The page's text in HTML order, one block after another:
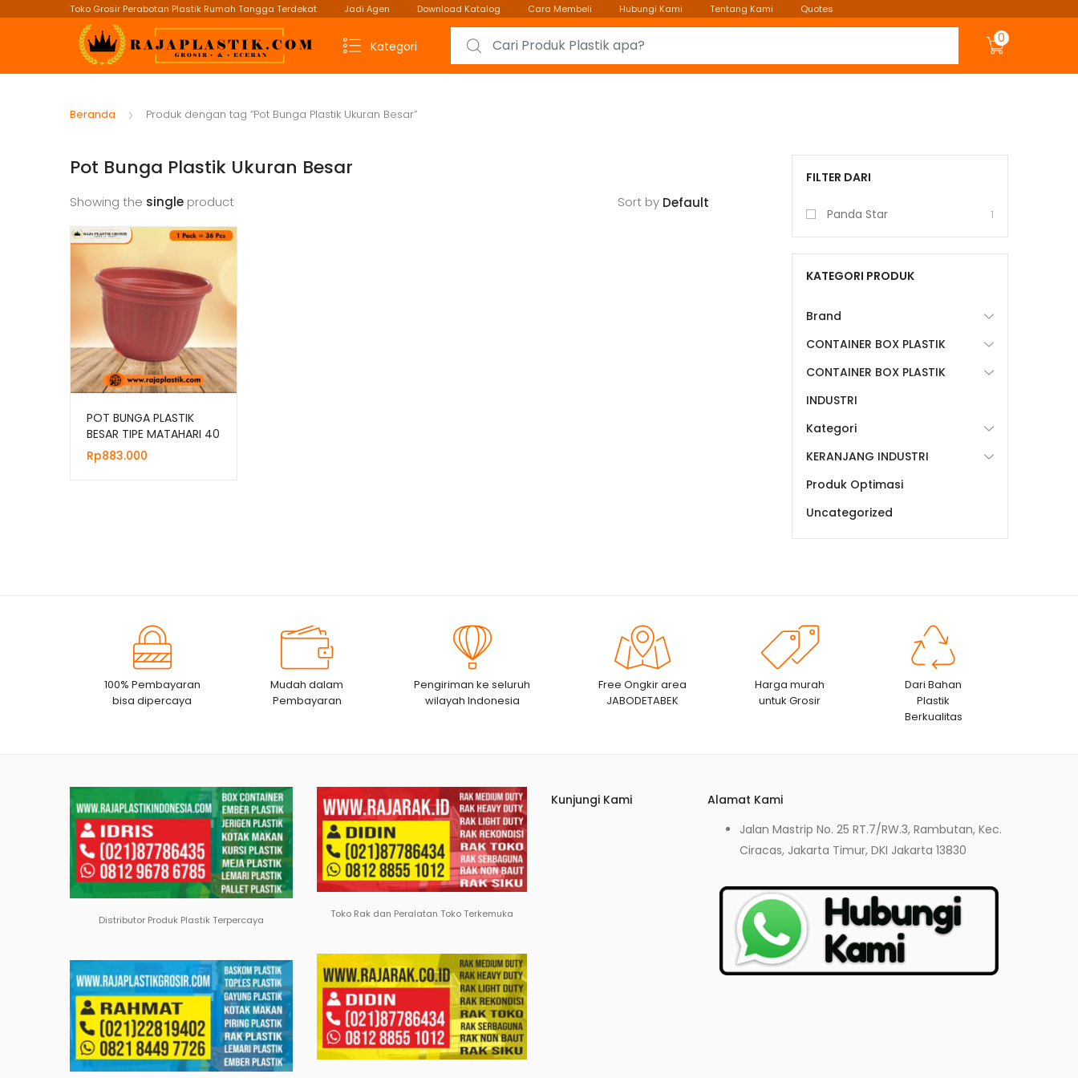
Toko Grosir Perabotan Plastik Rumah Tangga Terdekat Jadi Agen Download Katalog Cara Membeli Hubungi Kami Tentang Kami Quotes
Kategori
Search for: 0
Beranda Produk dengan tag “Pot Bunga Plastik Ukuran Besar”
Pot Bunga Plastik Ukuran Besar
Showing the single product Sort by
POT BUNGA PLASTIK
BESAR TIPE MATAHARI 40
MERAH BATA
Rp883.000
FILTER DARI
Panda Star 1
KATEGORI PRODUK
Brand
CONTAINER BOX PLASTIK
CONTAINER BOX PLASTIK
INDUSTRI
Kategori
KERANJANG INDUSTRI
Produk Optimasi
Uncategorized
100% Pembayaran
bisa dipercaya
Mudah dalam
Pembayaran
Pengiriman ke seluruh
wilayah Indonesia
Free Ongkir area
JABODETABEK
Harga murah
untuk Grosir
Dari Bahan
Plastik
Berkualitas
Distributor Produk Plastik Terpercaya Toko Rak dan Peralatan Toko Terkemuka
Kunjungi Kami
Alamat Kami
Jalan Mastrip No. 25 RT.7/RW.3, Rambutan, Kec.
Ciracas, Jakarta Timur, DKI Jakarta 13830